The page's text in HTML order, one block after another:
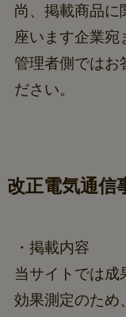
尚、掲載商品に
座います企業宛
管理者側ではお
ださい。
改正電気通信
・掲載内容
当サイトでは成
効果測定のため